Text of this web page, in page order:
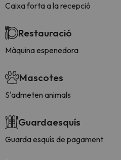
Caixa forta a la recepció
Restauració
Màquina espenedora
Mascotes
S'admeten animals
Guardaesquís
Guarda esquís de pagament